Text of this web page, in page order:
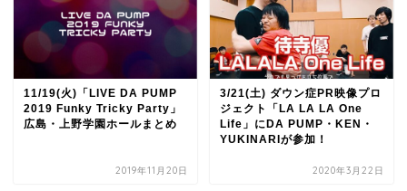
11/19(火)「LIVE DA PUMP
2019 Funky Tricky Party」
広島・上野学園ホールまとめ
2019年11月20日
3/21(土) ダウン症PR映像プロ
ジェクト「LA LA LA One
Life」にDA PUMP・KEN・
YUKINARIが参加！
2020年3月22日